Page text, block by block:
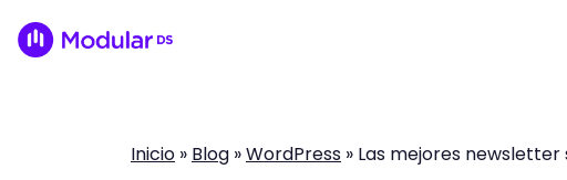
Inicio » Blog »WordPress » Las mejores